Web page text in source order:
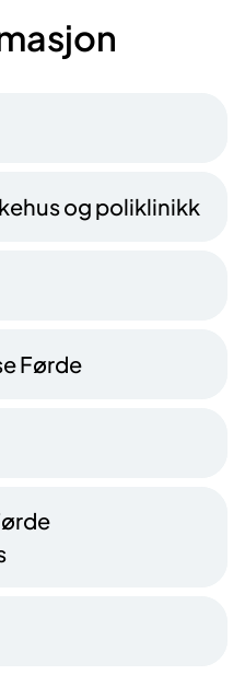
og poliklinikk
Førde